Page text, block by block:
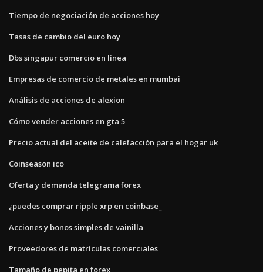
Tiempo de negociación de acciones hoy
Tasas de cambio del euro hoy
Dbs singapur comercio en línea
Empresas de comercio de metales en mumbai
Análisis de acciones de alexion
Cómo vender acciones en gta 5
Precio actual del aceite de calefacción para el hogar uk
Coinseason ico
Oferta y demanda telegrama forex
¿puedes comprar ripple xrp en coinbase_
Acciones y bonos simples de vainilla
Proveedores de matrículas comerciales
Tamaño de pepita en forex